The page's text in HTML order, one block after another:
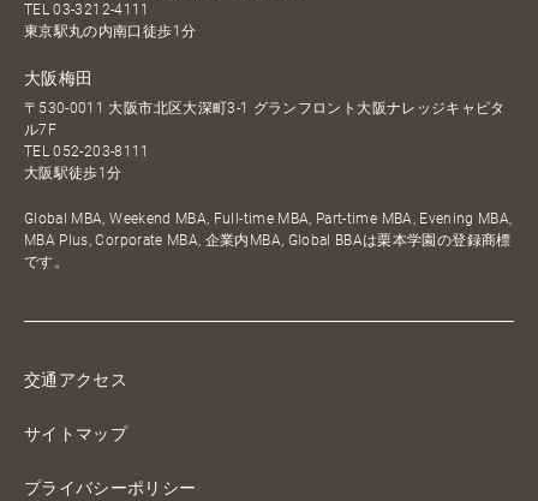
TEL03-3212-4111
東京駅丸の内南口徒歩1分
大阪梅田
〒530-0011 大阪市北区大深町3-1 グランフロント大阪ナレッジキャピタ
ル7F
TEL052-203-8111
大阪駅徒歩1分
Global MBA, Weekend MBA, Full-time MBA, Part-time MBA, Evening MBA,
MBA Plus, Corporate MBA, 企業内MBA, Global BBAは栗本学園の登録商標
です。
交通アクセス
サイトマップ
プライバシーポリシー